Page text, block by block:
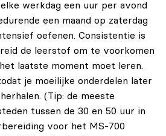
werkdag een uur per avond
een maand op zaterdag
oefenen. Consistentie is
de leerstof om te voorkomen
laatste moment moet leren.
je moeilijke onderdelen later
(Tip: de meeste
tussen de 30 en 50 uur in
voor het MS-700